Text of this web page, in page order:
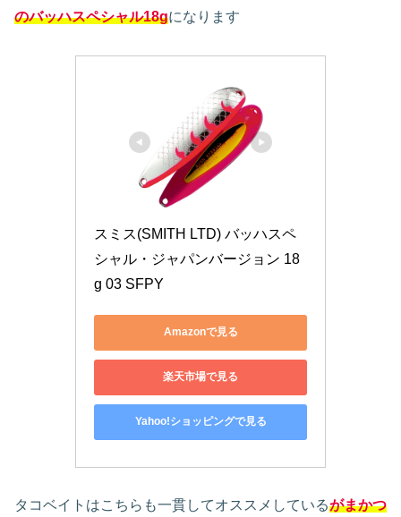
のバッハスペシャル18gになります
スミス(SMITH LTD) バッハスペ
シャル・ジャパンバージョン 18
g 03 SFPY
Amazonで見る
楽天市場で見る
Yahoo!ショッピングで見る
タコベイトはこちらも一貫してオススメしているがまかつ